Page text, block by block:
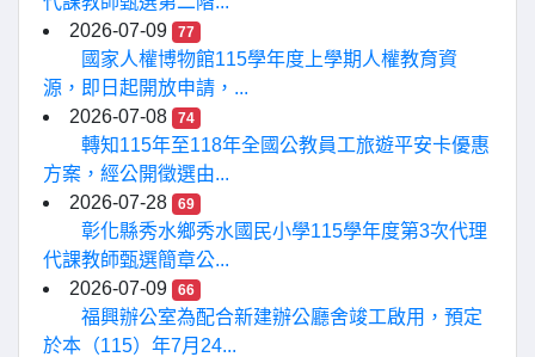
2026-07-09
77
國家人權博物館115學年度上學期人權教育資
源，即日起開放申請，...
2026-07-08
74
轉知115年至118年全國公教員工旅遊平安卡優惠
方案，經公開徵選由...
2026-07-28
69
彰化縣秀水鄉秀水國民小學115學年度第3次代理
代課教師甄選簡章公...
2026-07-09
66
福興辦公室為配合新建辦公廳舍竣工啟用，預定
於本（115）年7月24...